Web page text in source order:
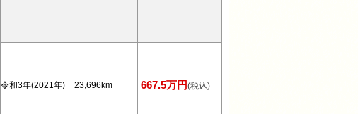
令和3年(2021年) 23,696km 667.5万円(税込)